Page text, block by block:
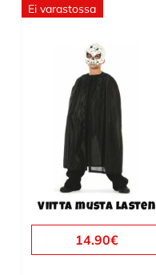
Ei varastossa
Viitta musta lasten
14.90€
Tällä
useampi
muunnelma.
tehdä
valinnat
tuotteen
sivulla.